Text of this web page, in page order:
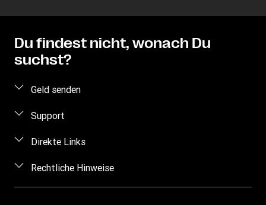
Du findest nicht, wonach Du
suchst?
Geld senden
Geld online senden
Support
Häufig gestellte Fragen
Direkte Links
Einloggen/Registrieren
Vertriebspartner werden
Rechtliche Hinweise